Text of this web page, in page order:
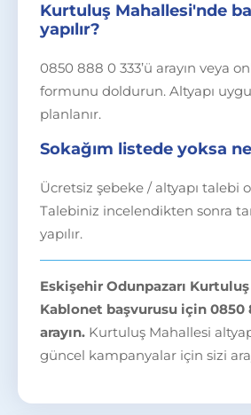
Kurtuluş Mahallesi'nde
yapılır?
0850 888 0 333’ü arayın veya
formunu doldurun. Altyapı
planlanır.
Sokağım listede yoksa
Ücretsiz şebeke / altyapı talebi
Talebiniz incelendikten sonra
yapılır.
Eskişehir Odunpazarı
Kablonet başvurusu için 0850
arayın. Kurtuluş Mahallesi
güncel kampanyalar için sizi